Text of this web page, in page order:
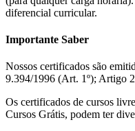
diferencial curricular.
Importante Saber
Nossos certificados são
9.394/1996 (Art. 1º); Artigo
Os certificados de cursos
Cursos Grátis, podem ter